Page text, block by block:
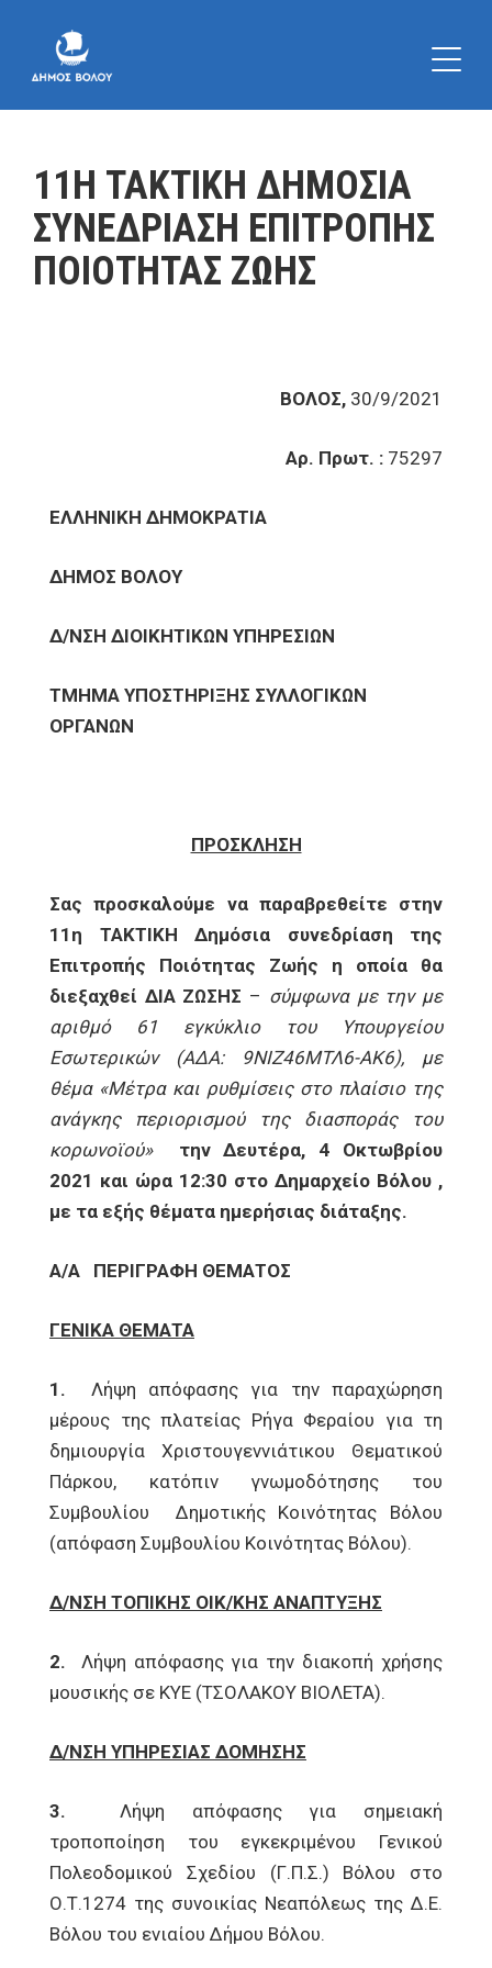
11Η ΤΑΚΤΙΚΗ ΔΗΜΟΣΙΑ
ΣΥΝΕΔΡΙΑΣΗ ΕΠΙΤΡΟΠΗΣ
ΠΟΙΟΤΗΤΑΣ ΖΩΗΣ
ΒΟΛΟΣ, 30/9/2021
Αρ. Πρωτ. : 75297
ΕΛΛΗΝΙΚΗ ΔΗΜΟΚΡΑΤΙΑ
ΔΗΜΟΣ ΒΟΛΟΥ
Δ/ΝΣΗ ΔΙΟΙΚΗΤΙΚΩΝ ΥΠΗΡΕΣΙΩΝ
ΤΜΗΜΑ ΥΠΟΣΤΗΡΙΞΗΣ ΣΥΛΛΟΓΙΚΩΝ
ΟΡΓΑΝΩΝ
ΠΡΟΣΚΛΗΣΗ
Σας προσκαλούμε να παραβρεθείτε στην
11η ΤΑΚΤΙΚΗ Δημόσια συνεδρίαση της
Επιτροπής Ποιότητας Ζωής η οποία θα
διεξαχθεί ΔΙΑ ΖΩΣΗΣ – σύμφωνα με την με
αριθμό 61 εγκύκλιο του Υπουργείου
Εσωτερικών (ΑΔΑ: 9ΝΙΖ46ΜΤΛ6-ΑΚ6), με
θέμα «Μέτρα και ρυθμίσεις στο πλαίσιο της
ανάγκης περιορισμού της διασποράς του
κορωνοϊού» την Δευτέρα, 4 Οκτωβρίου
2021 και ώρα 12:30 στο Δημαρχείο Βόλου ,
με τα εξής θέματα ημερήσιας διάταξης.
Α/Α ΠΕΡΙΓΡΑΦΗ ΘΕΜΑΤΟΣ
ΓΕΝΙΚΑ ΘΕΜΑΤΑ
1.
Λήψη απόφασης για την παραχώρηση
μέρους της πλατείας Ρήγα Φεραίου για τη
δημιουργία Χριστουγεννιάτικου Θεματικού
Πάρκου, κατόπιν γνωμοδότησης του
Συμβουλίου Δημοτικής Κοινότητας Βόλου
(απόφαση Συμβουλίου Κοινότητας Βόλου).
Δ/ΝΣΗ ΤΟΠΙΚΗΣ ΟΙΚ/ΚΗΣ ΑΝΑΠΤΥΞΗΣ
2.
Λήψη απόφασης για την διακοπή χρήσης
μουσικής σε ΚΥΕ (ΤΣΟΛΑΚΟΥ ΒΙΟΛΕΤΑ).
Δ/ΝΣΗ ΥΠΗΡΕΣΙΑΣ ΔΟΜΗΣΗΣ
3.
Λήψη απόφασης για σημειακή
τροποποίηση του εγκεκριμένου Γενικού
Πολεοδομικού Σχεδίου (Γ.Π.Σ.) Βόλου στο
Ο.Τ.1274 της συνοικίας Νεαπόλεως της Δ.Ε.
Βόλου του ενιαίου Δήμου Βόλου.